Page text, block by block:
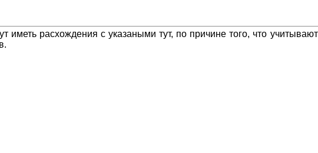
иметь расхождения с указаными тут, по причине того, что